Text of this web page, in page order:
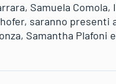
Samuela
saranno presenti
Samantha Plafoni